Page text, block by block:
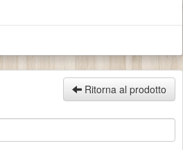
Ritorna al prodotto